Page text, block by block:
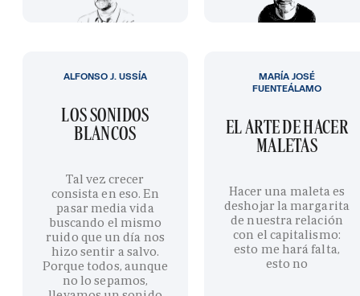
LOS SONIDOS
BLANCOS
Tal vez crecer
consista en eso. En
pasar media vida
buscando el mismo
ruido que un día nos
hizo sentir a salvo.
Porque todos, aunque
no lo sepamos,
ALFONSO J. USSÍA
EL ARTE DE HACER
MALETAS
Hacer una maleta es
deshojar la margarita
de nuestra relación
con el capitalismo:
esto me hará falta,
esto no
MARÍA JOSÉ
FUENTEÁLAMO